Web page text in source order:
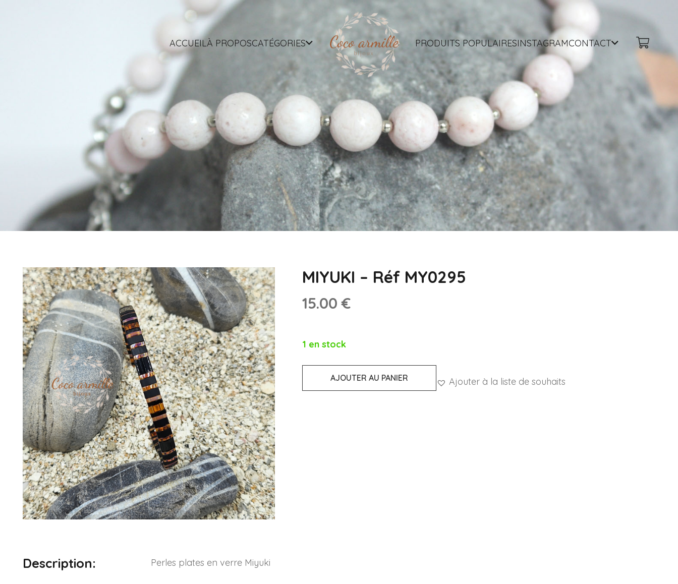
ACCUEIL À PROPOSCATÉGORIES PRODUITS POPULAIRESINSTAGRAMCONTACT
MIYUKI – Réf MY0295
15.00€
1 en stock
quantité
AJOUTER AU PANIER Ajouter à la liste de souhaits
Description: Perles plates en verre Miyuki